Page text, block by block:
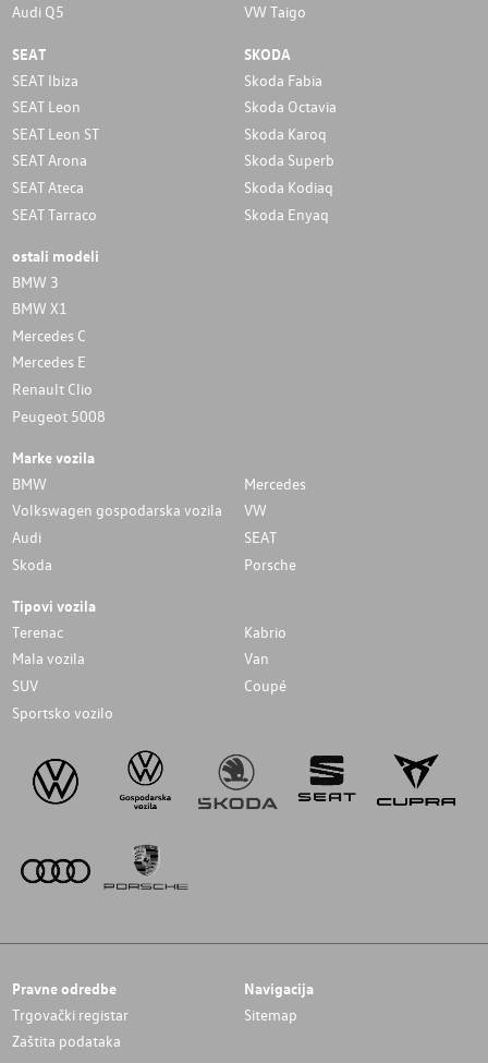
Audi Q5
VW Taigo
SEAT
SEAT Ibiza
SEAT Leon
SEAT Leon ST
SEAT Arona
SEAT Ateca
SEAT Tarraco
SKODA
Skoda Fabia
Skoda Octavia
Skoda Karoq
Skoda Superb
Skoda Kodiaq
Skoda Enyaq
ostali modeli
BMW 3
BMW X1
Mercedes C
Mercedes E
Renault Clio
Peugeot 5008
Marke vozila
BMW
Mercedes
Volkswagen gospodarska vozila
VW
Audi
SEAT
Skoda
Porsche
Tipovi vozila
Terenac
Kabrio
Mala vozila
Van
SUV
Coupé
Sportsko vozilo
Pravne odredbe
Trgovački registar
Zaštita podataka
Navigacija
Sitemap